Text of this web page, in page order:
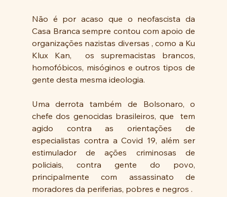
Não é por acaso que o neofascista da
Casa Branca sempre contou com apoio de
organizações nazistas diversas , como a Ku
Klux Kan,  os supremacistas brancos,
homofóbicos, misóginos e outros tipos de
gente desta mesma ideologia.
Uma derrota também de Bolsonaro, o
chefe dos genocidas brasileiros, que  tem
agido contra as orientações de
especialistas contra a Covid 19, além ser
estimulador de ações criminosas de
policiais, contra gente do povo,
principalmente com assassinato de
moradores da periferias, pobres e negros .